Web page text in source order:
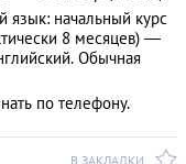
язык: начальный курс
8 месяцев) —
Обычная
по телефону.
В ЗАКЛАДКИ